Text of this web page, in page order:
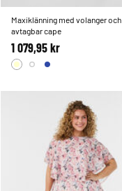
Maxiklänning med volanger och
avtagbar cape
1 079,95 kr